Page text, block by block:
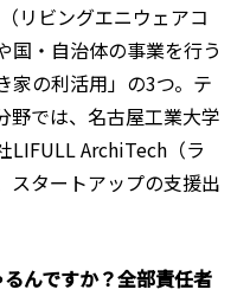
リビングエニウェアコ
国・自治体の事業を行う
家の利活用」の3つ。テ
野では、名古屋工業大学
LIFULL ArchiTech（ラ
スタートアップの支援出
んですか？全部責任者